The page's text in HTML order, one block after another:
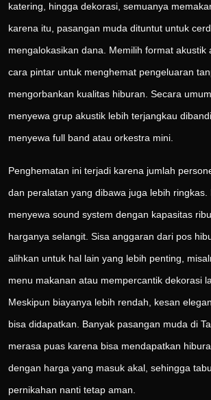
katering, hingga dekorasi, semuanya
karena itu, pasangan muda dituntut untuk
mengalokasikan dana. Memilih format akustik
cara pintar untuk menghemat pengeluaran
mengorbankan kualitas hiburan. Secara
menyewa grup akustik lebih terjangkau
menyewa full band atau orkestra mini.
Penghematan ini terjadi karena jumlah
dan peralatan yang dibawa juga lebih ringkas.
menyewa sound system dengan kapasitas
harganya selangit. Sisa anggaran dari pos
alihkan untuk hal lain yang lebih penting,
menu makanan atau mempercantik dekorasi
Meskipun biayanya lebih rendah, kesan
bisa didapatkan. Banyak pasangan muda di
merasa puas karena bisa mendapatkan
dengan harga yang masuk akal, sehingga
pernikahan nanti tetap aman.